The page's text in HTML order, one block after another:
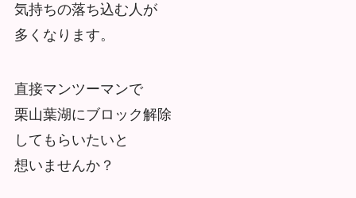
気持ちの落ち込む人が
多くなります。
直接マンツーマンで
栗山葉湖にブロック解除
してもらいたいと
想いませんか？